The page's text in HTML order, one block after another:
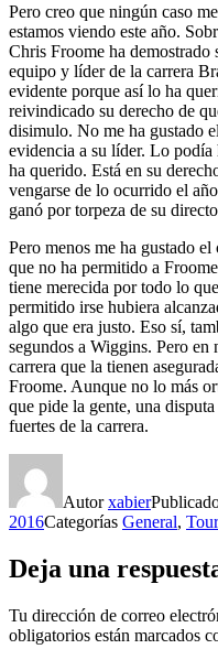
Pero creo que ningún caso
estamos viendo este año.
Chris Froome ha demostrado
equipo y líder de la carrera
evidente porque así lo ha
reivindicado su derecho de
disimulo. No me ha gustado
evidencia a su líder. Lo
ha querido. Está en su
vengarse de lo ocurrido el
ganó por torpeza de su
Pero menos me ha gustado
que no ha permitido a
tiene merecida por todo lo
permitido irse hubiera
algo que era justo. Eso sí,
segundos a Wiggins. Pero en
carrera que la tienen
Froome. Aunque no lo más
que pide la gente, una
fuertes de la carrera.
Autorxabier
2016Categorías General,
Deja una
Tu dirección de correo
obligatorios están marcados